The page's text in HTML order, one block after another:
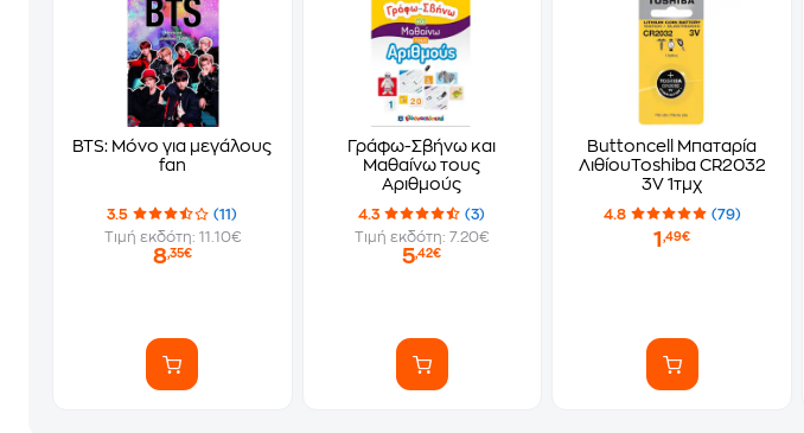
BTS: Μόνο για μεγάλους
fan
3.5
(11)
Τιμή εκδότη: 11.10€
8,35€
Γράφω-Σβήνω και
Μαθαίνω τους
Αριθμούς
4.3
(3)
Τιμή εκδότη: 7.20€
5,42€
Buttoncell Μπαταρία
ΛιθίουToshiba CR2032
3V 1τμχ
4.8 (79)
1,49€